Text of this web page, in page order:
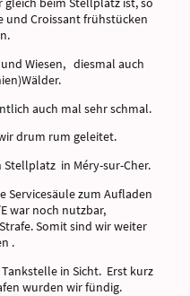
und Croissant frühstücken
Wiesen, diesmal auch
auch mal sehr schmal.
drum rum geleitet.
in Méry-sur-Cher.
Servicesäule zum Aufladen
war noch nutzbar,
Somit sind wir weiter
.
in Sicht. Erst kurz
wurden wir fündig.